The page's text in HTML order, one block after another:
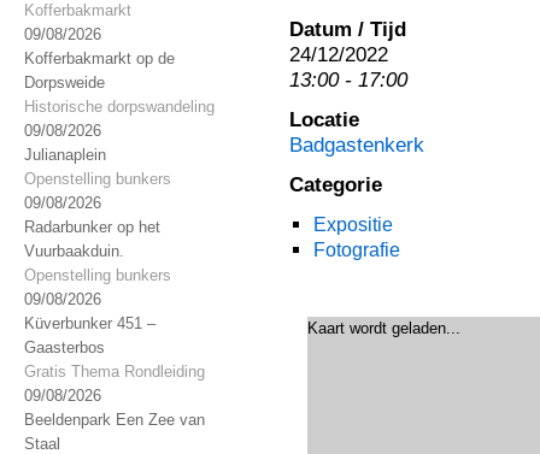
Kofferbakmarkt
09/08/2026
Kofferbakmarkt op de
Dorpsweide
Historische dorpswandeling
09/08/2026
Julianaplein
Openstelling bunkers
09/08/2026
Radarbunker op het
Vuurbaakduin.
Openstelling bunkers
09/08/2026
Küverbunker 451 –
Gaasterbos
Gratis Thema Rondleiding
09/08/2026
Beeldenpark Een Zee van
Staal
Datum / Tijd
24/12/2022
13:00 - 17:00
Locatie
Badgastenkerk
Categorie
Expositie
Fotografie
Kaart wordt geladen...